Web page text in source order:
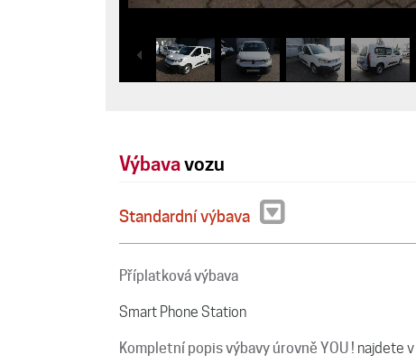
Výbavavozu
Standardní výbava
Příplatková výbava
Smart Phone Station
Kompletní popis výbavy úrovně YOU ! najdete v